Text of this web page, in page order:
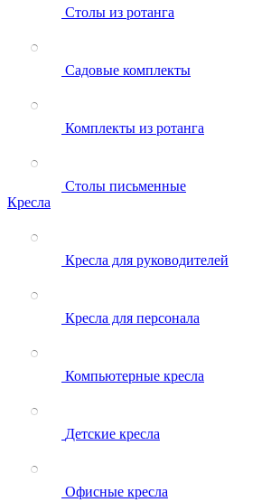
Столы из ротанга
Садовые комплекты
Комплекты из ротанга
Столы письменные
Кресла
Кресла для руководителей
Кресла для персонала
Компьютерные кресла
Детские кресла
Офисные кресла